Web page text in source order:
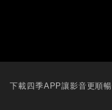
下載四季APP讓影音更順暢